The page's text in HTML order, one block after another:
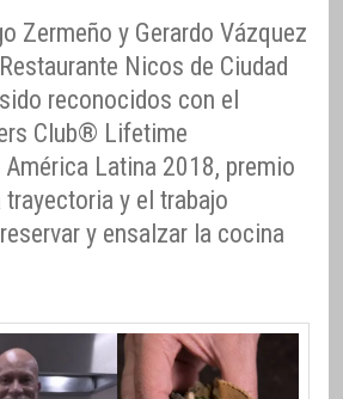
Zermeño y Gerardo Vázquez
Nicos de Ciudad
reconocidos con el
Club® Lifetime
Latina 2018, premio
y el trabajo
y ensalzar la cocina